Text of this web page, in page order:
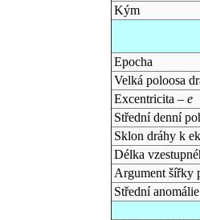
Kým
Epocha
Velká poloosa
Excentricita – e
Střední denní
Sklon dráhy k
Délka
Argument šířky
Střední